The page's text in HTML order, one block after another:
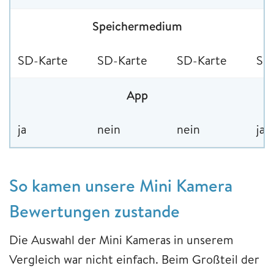
Speichermedium
SD-Karte SD-Karte SD-Karte
App
ja nein nein ja
So kamen unsere Mini Kamera
Bewertungen zustande
Die Auswahl der Mini Kameras in unserem
Vergleich war nicht einfach. Beim Großteil der